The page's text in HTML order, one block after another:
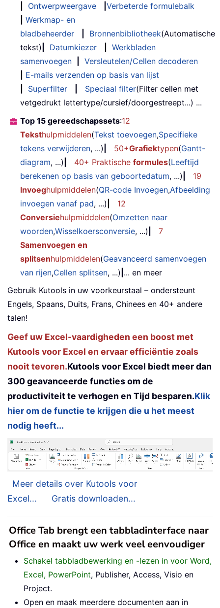
Ontwerpweergave
Verbeterde formulebalk
Werkmap- en
bladbeheerder
Bronnenbibliotheek(Automatische
tekst)
Datumkiezer
Werkbladen
samenvoegen
Versleutelen/Cellen decoderen
E-mails verzenden op basis van lijst
Superfilter Speciaal filter(Filter cellen met
vetgedrukt lettertype/cursief/doorgestreept...) ...
Top 15 gereedschapssets:12
Teksthulpmiddelen(Tekst toevoegen,Specifieke
tekens verwijderen, ...) 50+Grafiektypen(Gantt-
diagram, ...) 40+ Praktische formules(Leeftijd
berekenen op basis van geboortedatum, ...)
19
Invoeghulpmiddelen(QR-code Invoegen,Afbeelding
invoegen vanaf pad, ...)
12
Conversiehulpmiddelen(Omzetten naar
woorden,Wisselkoersconversie, ...)
7
Samenvoegen en
splitsenhulpmiddelen(Geavanceerd samenvoegen
van rijen,Cellen splitsen, ...) ... en meer
Gebruik Kutools in uw voorkeurstaal – ondersteunt
Engels, Spaans, Duits, Frans, Chinees en 40+ andere
talen!
Geef uw Excel-vaardigheden een boost met
Kutools voor Excel en ervaar efficiëntie zoals
nooit tevoren.Kutools voor Excel biedt meer dan
300 geavanceerde functies om de
productiviteit te verhogen en Tijd besparen.Klik
hier om de functie te krijgen die u het meest
nodig heeft...
Meer details over Kutools voor
Excel...
Gratis downloaden...
Office Tab brengt een tabbladinterface naar
Office en maakt uw werk veel eenvoudiger
Schakel tabbladbewerking en -lezen in voor Word,
Excel, PowerPoint, Publisher, Access, Visio en
Project.
Open en maak meerdere documenten aan in